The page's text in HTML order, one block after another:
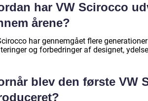
har VW Scirocco
årene?
har gennemgået flere
og forbedringer af designet,
blev den første VW